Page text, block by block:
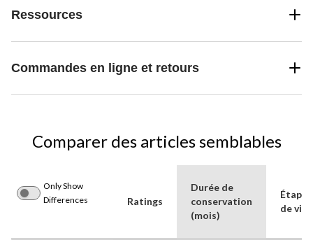
Ressources
Commandes en ligne et retours
Comparer des articles semblables
Only Show
Differences
Ratings
Durée de
conservation
(mois)
Étape
de vie